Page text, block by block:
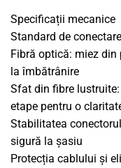
Specificații mecanice
Standard de
Fibră optică: miez
la îmbătrânire
Sfat din fibre
etape pentru o
Stabilitatea
sigură la șasiu
Protecția cablului și